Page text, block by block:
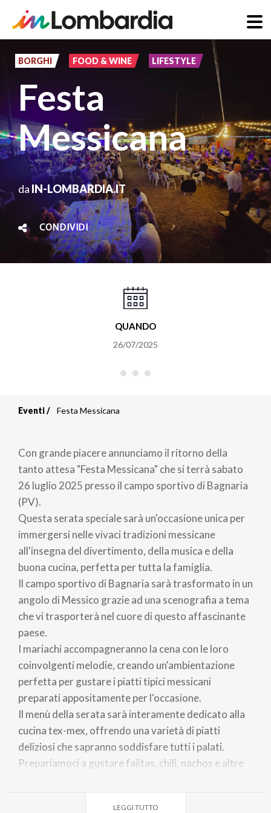
principale
BORGHI FOOD & WINE LIFESTYLE
Festa
Messicana
da IN-LOMBARDIA.IT
CONDIVIDI
QUANDO
26/07/2025
di
pane
Eventi Festa Messicana
Con grande piacere annunciamo il ritorno della
tanto attesa "Festa Messicana" che si terrà sabato
26 luglio 2025 presso il campo sportivo di Bagnaria
(PV).
Questa serata speciale sarà un'occasione unica per
immergersi nelle vivaci tradizioni messicane
all'insegna del divertimento, della musica e della
buona cucina, perfetta per tutta la famiglia.
Il campo sportivo di Bagnaria sarà trasformato in un
angolo di Messico grazie ad una scenografia a tema
che vi trasporterà nel cuore di questo affascinante
paese.
I mariachi accompagneranno la cena con le loro
coinvolgenti melodie, creando un'ambientazione
perfetta per gustare i piatti tipici messicani
preparati appositamente per l'occasione.
Il menù della serata sarà interamente dedicato alla
cucina tex-mex, offrendo una varietà di piatti
deliziosi che sapranno soddisfare tutti i palati.
Prepariamoci a gustare fajitas, chili, nachos e altre
La festa proseguirà con il toro meccanico,
LEGGI TUTTO